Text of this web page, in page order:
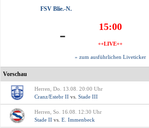
FSV Blie.-N.
- 15:00
++LIVE++
» zum ausführlichen Liveticker
Vorschau
Herren, Do. 13.08. 20:00 Uhr
Cranz/Estebr II vs. Stade III
Herren, So. 16.08. 12:30 Uhr
Stade II vs. E. Immenbeck